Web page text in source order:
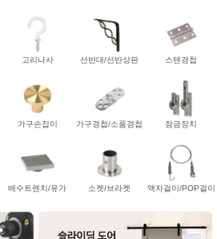
고리나사 선반대/선반상판 스텐경첩
가구손잡이 가구경첩/소품경첩 잠금장치
배수트렌치/유가 소켓/브라켓 액자걸이/POP걸이